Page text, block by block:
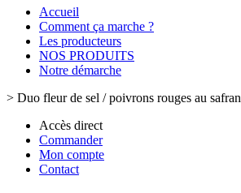
Accueil
Comment ça marche ?
Les producteurs
NOS PRODUITS
Notre démarche
> Duo fleur de sel / poivrons rouges au safran
Accès direct
Commander
Mon compte
Contact